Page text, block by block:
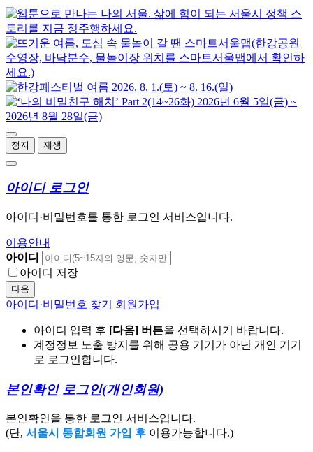
정지 재생
아이디 로그인
아이디·비밀번호를 통한 로그인 서비스입니다.
이용안내
아이디
아이디 저장
다음
아이디·비밀번호 찾기 회원가입
아이디 입력 후 [다음] 버튼을 선택하시기 바랍니다.
계정정보 노출 방지를 위해 공용 기기가 아닌 개인 기기
로 로그인합니다.
본인확인 로그인(개인회원)
본인확인을 통한 로그인 서비스입니다.
(단, 서울시 통합회원 가입 후 이용가능합니다.)